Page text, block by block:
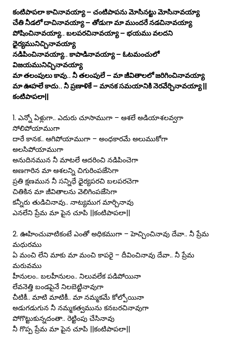
కంటిపాపలా కాచినావయ్యా – చంటిపాపను మోసినట్టు మోసినావయ్యా
చేతి నీడలో దాచినావయ్యా – తోడుగా మా ముందరే నడచినావయ్యా
పోషించినావయ్యా.. బలపరచినావయ్యా – భయము వలదని
ధైర్యమునిచ్చినావయ్యా
నడిపించినావయ్యా.. కాపాడినావయ్యా – ఓటమంచులో
విజయమునిచ్చినావయ్యా
మా తలంపులు కావు.. నీ తలంపులే – మా జీవితాలలో జరిగించినావయ్యా
మా ఊహలే కాదు.. నీ ప్రణాళికే – మానక సమయానికి నెరవేర్చినావయ్యా ||
కంటిపాపలా||
1. ఎన్నో ఏళ్లుగా.. ఎదురు చూసాముగా – ఆశలే అడియాశలవ్వగా
సోలిపోయాముగా
దారే కానక.. ఆగిపోయాముగా – అంధకారమే అలుముకోగా
అలసిపోయాముగా
అనుదినమున నీ మాటలే ఆదరించి నడిపించెగా
అణగారిన మా ఆశలన్ని చిగురింపజేసెగా
ప్రతి క్షణమున నీ సన్నిధే ధైర్యపరచి బలపరచెగా
చితికిన మా జీవితాలను వెలిగింపజేసెగా
కన్నీరు తుడిచినావు.. నాట్యముగ మార్చినావు
ఎనలేని ప్రేమ మా పైన చూపి ||కంటిపాపలా||
2. ఊహించువాటికంటే ఎంతో అధికముగా – హెచ్చించినావు దేవా.. నీ ప్రేమ
మధురము
ఏ మంచి లేని మాకు మా మంచి కాపరై – దీవించినావు దేవా.. నీ ప్రేమ
మరువము
హీనులం.. బలహీనులం.. నిలువలేక పడిపోయినా
లేవనెత్తి బండపైనే నిలబెట్టినావుగా
చీటికీ.. మాటి మాటికీ.. మా నమ్మకమే కోల్పోయినా
అడుగడుగున నీ నమ్మకత్వమును కనబరచినావుగా
పోగొట్టుకున్నదంతా.. రెట్టింపు చేసినావు
నీ గొప్ప ప్రేమ మా పైన చూపి ||కంటిపాపలా||